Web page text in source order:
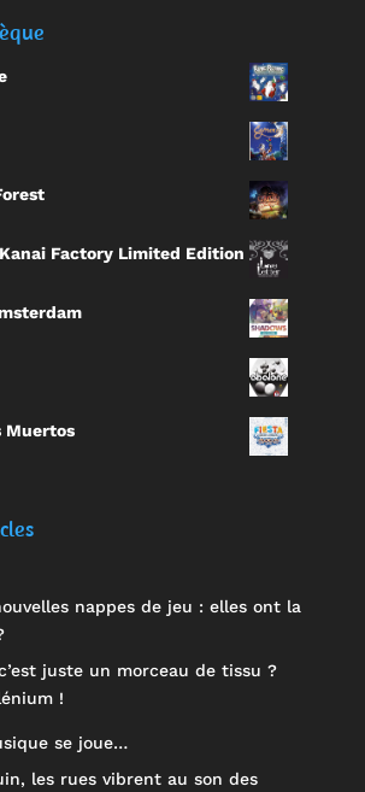
Factory Limited Edition
Muertos
nappes de jeu : elles ont la
juste un morceau de tissu ?
!
se joue…
les rues vibrent au son des